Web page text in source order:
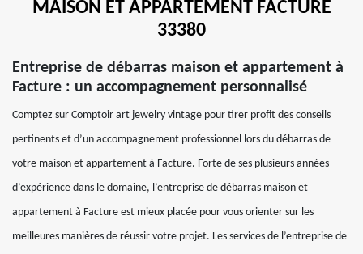
MAISON ET APPARTEMENT FACTURE
33380
Entreprise de débarras maison et appartement à
Facture : un accompagnement personnalisé
Comptez sur Comptoir art jewelry vintage pour tirer profit des conseils
pertinents et d’un accompagnement professionnel lors du débarras de
votre maison et appartement à Facture. Forte de ses plusieurs années
d’expérience dans le domaine, l’entreprise de débarras maison et
appartement à Facture est mieux placée pour vous orienter sur les
meilleures manières de réussir votre projet. Les services de l’entreprise de